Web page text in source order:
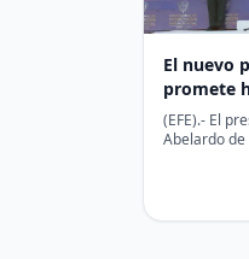
El nuevo
promete
un país
(EFE).- El
Abelardo